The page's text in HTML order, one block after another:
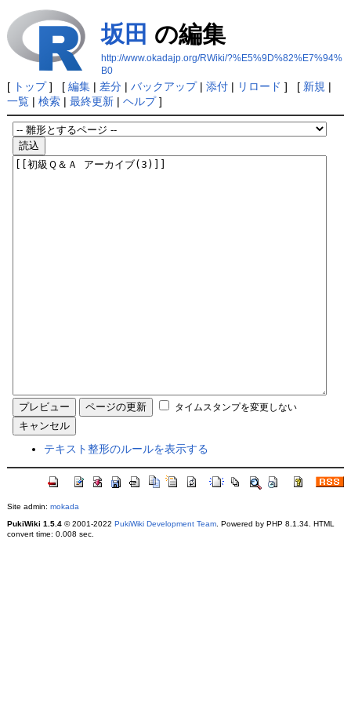
坂田 の編集
http://www.okadajp.org/RWiki/?%E5%9D%82%E7%94%
B0
[ トップ] [ 編集| 差分| バックアップ| 添付| リロード ] [ 新規 |
一覧| 検索| 最終更新| ヘルプ]
タイムスタンプを変更しない
テキスト整形のルールを表示する
Site admin: mokada
PukiWiki 1.5.4© 2001-2022 PukiWiki Development Team. Powered by PHP 8.1.34. HTML
convert time: 0.008 sec.